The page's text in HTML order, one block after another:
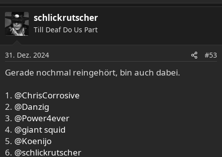
schlickrutscher
Till Deaf Do Us Part
31. Dez. 2024 #53
Gerade nochmal reingehört, bin auch dabei.
1. @ChrisCorrosive
2. @Danzig
3. @Power4ever
4. @giant squid
5. @Koenijo
6. @schlickrutscher